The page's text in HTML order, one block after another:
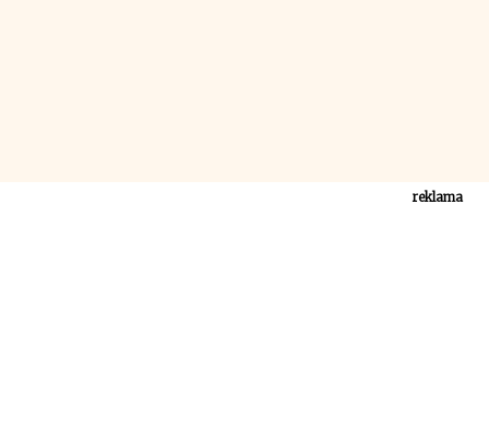
reklama